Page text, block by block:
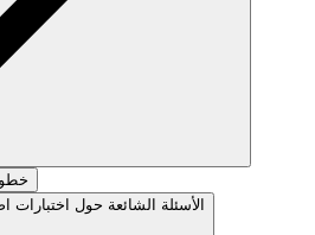
الأسئلة الشائعة حول